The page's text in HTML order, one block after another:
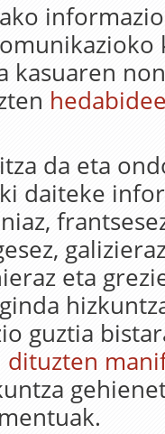
kasuaren
da eta
daiteke
eta
guztia
dituzten